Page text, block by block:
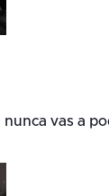
nunca vas a